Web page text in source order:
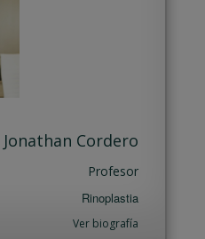
Jonathan Cordero
Profesor
Rinoplastia
Ver biografía